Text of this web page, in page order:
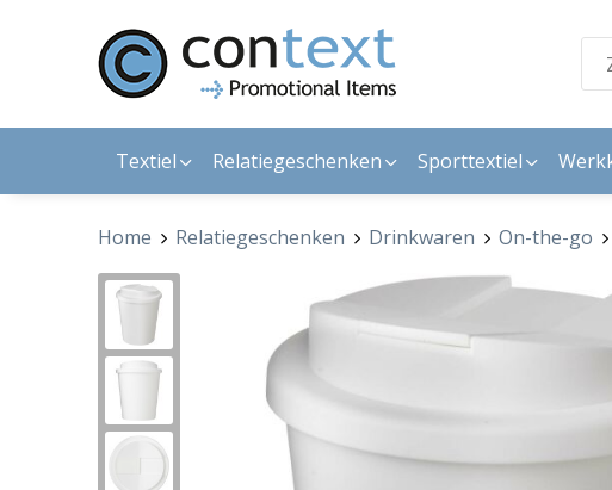
Textiel Relatiegeschenken Sporttextiel
Home Relatiegeschenken Drinkwaren On-the-go